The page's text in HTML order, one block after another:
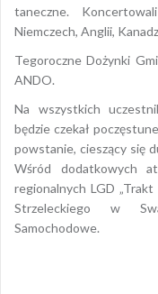
taneczne.
Niemczech, Anglii,
Tegoroczne Dożynki
ANDO.
Na wszystkich
będzie czekał
powstanie, cieszący się
Wśród dodatkowych
regionalnych LGD
Strzeleckiego w
Samochodowe.